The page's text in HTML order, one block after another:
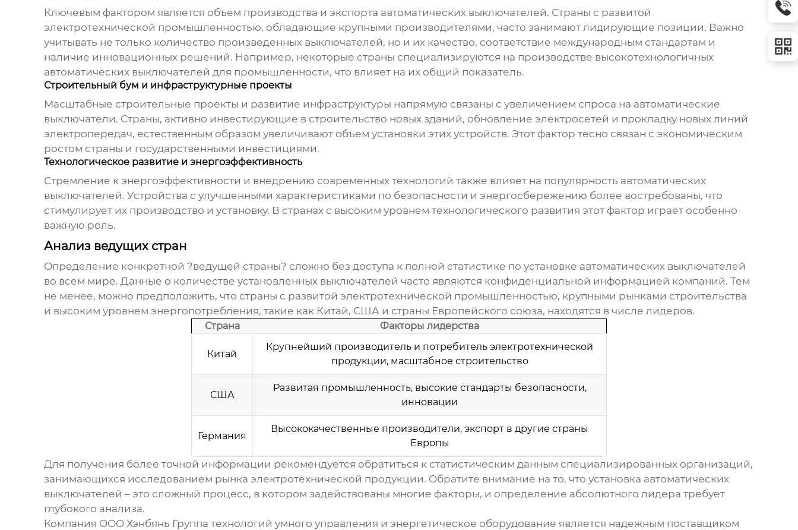
Ключевым фактором является объем производства и экспорта автоматических выключателей. Страны с развитой
электротехнической промышленностью, обладающие крупными производителями, часто занимают лидирующие позиции. Важно
учитывать не только количество произведенных выключателей, но и их качество, соответствие международным стандартам и
наличие инновационных решений. Например, некоторые страны специализируются на производстве высокотехнологичных
автоматических выключателей для промышленности, что влияет на их общий показатель.
Строительный бум и инфраструктурные проекты
Масштабные строительные проекты и развитие инфраструктуры напрямую связаны с увеличением спроса на автоматические
выключатели. Страны, активно инвестирующие в строительство новых зданий, обновление электросетей и прокладку новых линий
электропередач, естественным образом увеличивают объем установки этих устройств. Этот фактор тесно связан с экономическим
ростом страны и государственными инвестициями.
Технологическое развитие и энергоэффективность
Стремление к энергоэффективности и внедрению современных технологий также влияет на популярность автоматических
выключателей. Устройства с улучшенными характеристиками по безопасности и энергосбережению более востребованы, что
стимулирует их производство и установку. В странах с высоким уровнем технологического развития этот фактор играет особенно
важную роль.
Анализ ведущих стран
Определение конкретной ?ведущей страны? сложно без доступа к полной статистике по установке автоматических выключателей
во всем мире. Данные о количестве установленных выключателей часто являются конфиденциальной информацией компаний. Тем
не менее, можно предположить, что страны с развитой электротехнической промышленностью, крупными рынками строительства
и высоким уровнем энергопотребления, такие как Китай, США и страны Европейского союза, находятся в числе лидеров.
Страна Факторы лидерства
Китай
Крупнейший производитель и потребитель электротехнической
продукции, масштабное строительство
США
Развитая промышленность, высокие стандарты безопасности,
инновации
Германия
Высококачественные производители, экспорт в другие страны
Европы
Для получения более точной информации рекомендуется обратиться к статистическим данным специализированных организаций,
занимающихся исследованием рынка электротехнической продукции. Обратите внимание на то, что установка автоматических
выключателей – это сложный процесс, в котором задействованы многие факторы, и определение абсолютного лидера требует
глубокого анализа.
Компания ООО Хэнбянь Группа технологий умного управления и энергетическое оборудование является надежным поставщиком